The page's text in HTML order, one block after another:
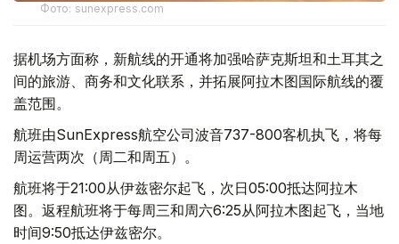
Фото: sunexpress.com
据机场方面称，新航线的开通将加强哈萨克斯坦和土耳其之
间的旅游、商务和文化联系，并拓展阿拉木图国际航线的覆
盖范围。
航班由SunExpress航空公司波音737-800客机执飞，将每
周运营两次（周二和周五）。
航班将于21:00从伊兹密尔起飞，次日05:00抵达阿拉木
图。返程航班将于每周三和周六6:25从阿拉木图起飞，当地
时间9:50抵达伊兹密尔。